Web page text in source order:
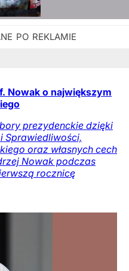
Nowak o największym
prezydenckie dzięki
Sprawiedliwości,
oraz własnych cech
Nowak podczas
rocznicę